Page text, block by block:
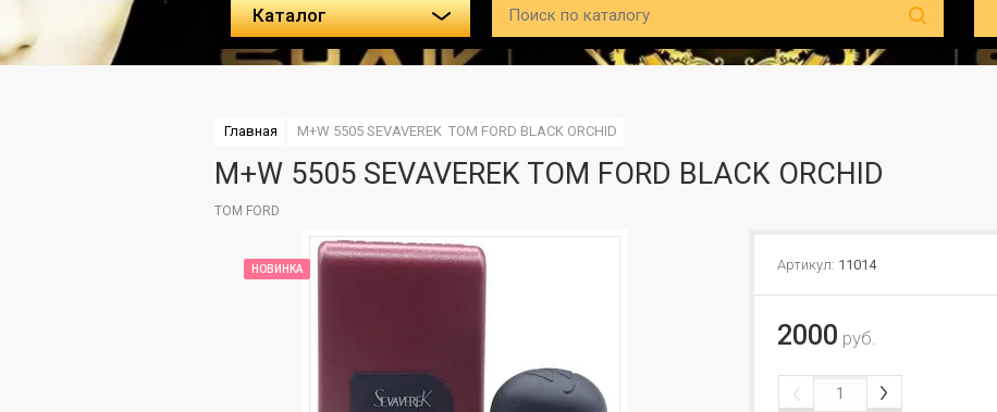
Каталог
Главная M+W 5505 SEVAVEREK  TOM FORD BLACK ORCHID
M+W 5505 SEVAVEREK TOM FORD BLACK ORCHID
TOM FORD
НОВИНКА Артикул: 11014
2000 руб.